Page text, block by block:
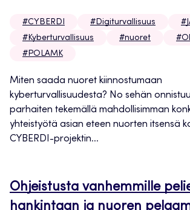
#CYBERDI #Digiturvallisuus
#Kyberturvallisuus
#nuoret
#POLAMK
Miten saada nuoret kiinnostumaan
kyberturvallisuudesta? No sehän
parhaiten tekemällä mahdollisimman
yhteistyötä asian eteen nuorten itsensä
CYBERDI-projektin...
Ohjeistusta vanhemmille
hankintaan ja nuoren